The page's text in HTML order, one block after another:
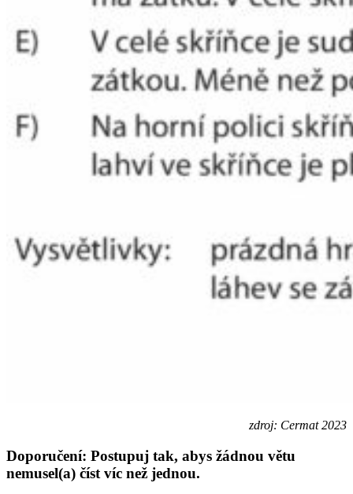
zdroj: Cermat 2023
Doporučení: Postupuj tak, abys žádnou větu
nemusel(a) číst víc než jednou.